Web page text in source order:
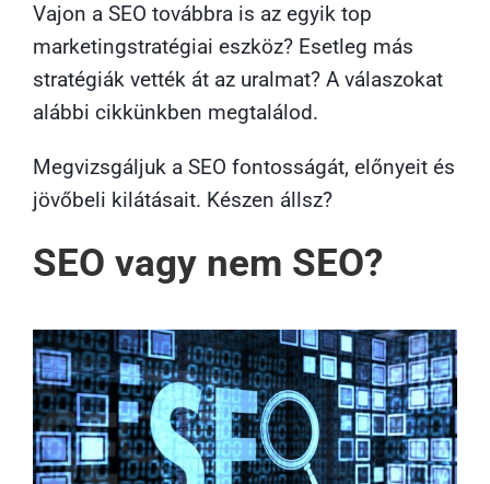
Vajon a SEO továbbra is az egyik top
marketingstratégiai eszköz? Esetleg más
stratégiák vették át az uralmat? A válaszokat
alábbi cikkünkben megtalálod.
Megvizsgáljuk a SEO fontosságát, előnyeit és
jövőbeli kilátásait. Készen állsz?
SEO vagy nem SEO?